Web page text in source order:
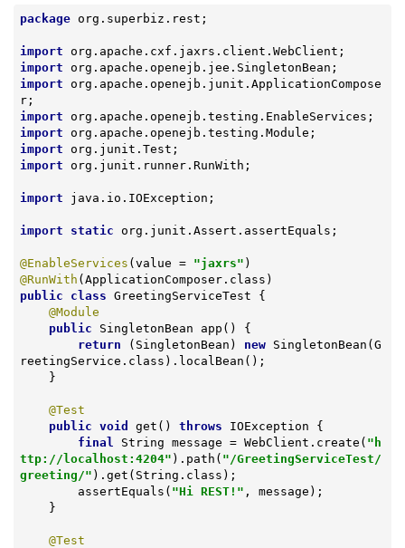
package org.superbiz.rest;
import
import
import org.apache.openejb.junit.ApplicationCompose
import
import
import
import org.junit.runner.RunWith;
import java.io.IOException;
import static org.junit.Assert.assertEquals;
@EnableServices (value = "jaxrs"
@RunWith
public
class GreetingServiceTest
{
@Module
public SingletonBean app ()
{
return (SingletonBean) new SingletonBean(G
reetingService.class).localBean();
@Test
public void get () throws IOException {
final
String message = WebClient.create( "h
ttp://localhost:4204" ).path( "/GreetingServiceTest/
greeting/" ).get(String.class);
        assertEquals(
"Hi REST!" , message);
@Test